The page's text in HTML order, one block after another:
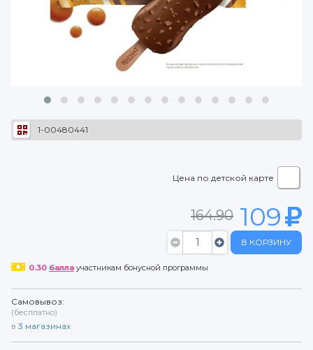
1-00480441
Цена по детской карте
164.90 109
В КОРЗИНУ
0.30 баллаучастникам бонусной программы
Самовывоз:
(бесплатно)
в 3 магазинах